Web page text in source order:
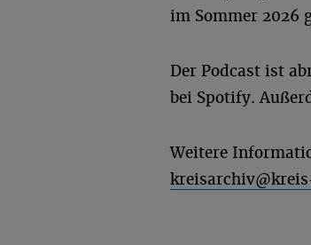
im Sommer 2026
Der Podcast ist
bei Spotify.
Weitere